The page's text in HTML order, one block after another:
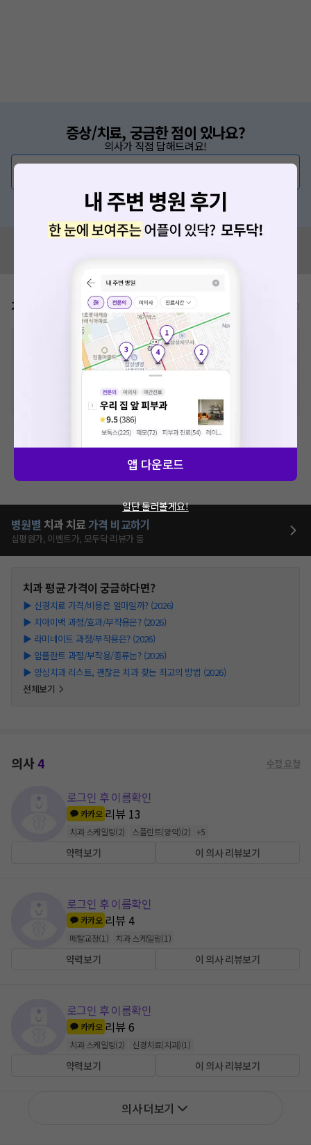
증상/치료, 궁금한 점이 있나요?
의사가 직접 답해드려요!
혹은, 의료상담 서비스에 다양한 게시글 보러가기
가격표
비급여 항목의 경우,추가비용 등으로 실제 가격과 상이할 수 있으니, 정확
한 가격은 해당 의료기관에 직접 문의해주세요.
급여 항목의 경우,건강보험심사평가원에 고지되어 있는 급여 진료 기준 가
격입니다. (진료와 연관된 복합적인 비용이 추가되어, 병원마다 금액이 다르게
산정될 수 있는 점 참고 바랍니다.)
※ 이벤트가, 할인가는VAT 포함
치과치료
병원별 치과 치료가격 비교하기
심평원가, 이벤트가, 모두닥 리뷰가 등
치과평균 가격이 궁금하다면?
▶ 신경치료 가격/비용은 얼마일까? (2026)
▶ 치아미백 과정/효과/부작용은? (2026)
▶ 라미네이트 과정/부작용은? (2026)
▶ 임플란트 과정/부작용/종류는? (2026)
▶ 양심치과 리스트, 괜찮은 치과 찾는 최고의 방법 (2026)
전체보기
의사4 수정 요청
로그인 후 이름확인
카카오 리뷰 13
치과 스케일링(2) 스플린트(양악)(2) +5
약력보기 이 의사 리뷰보기
로그인 후 이름확인
카카오 리뷰4
메탈교정(1 ) 치과 스케일링(1 )
약력보기 이 의사 리뷰보기
로그인 후 이름확인
카카오 리뷰6
치과 스케일링(2) 신경치료(치과)(1 )
약력보기 이 의사 리뷰보기
의사 더보기
앱 다운로드
일단 둘러볼게요!